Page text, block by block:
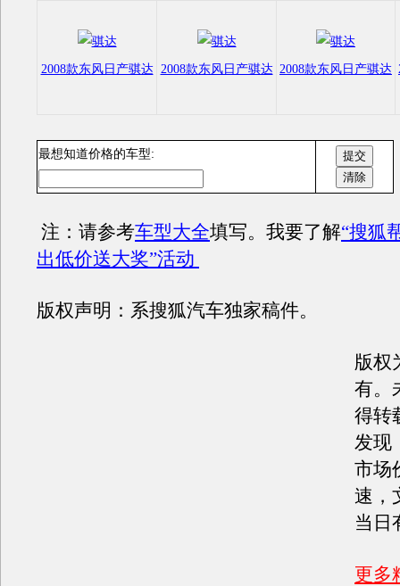
2008款东风日产骐达 2008款东风日产骐达 2008款东风日产骐达
最想知道价格的车型:
注：请参考车型大全填写。我要了解“搜狐
出低价送大奖”活动
版权声明：系搜狐汽车独家稿件。
版权
有。
得转
发现
市场
速，
当日
更多